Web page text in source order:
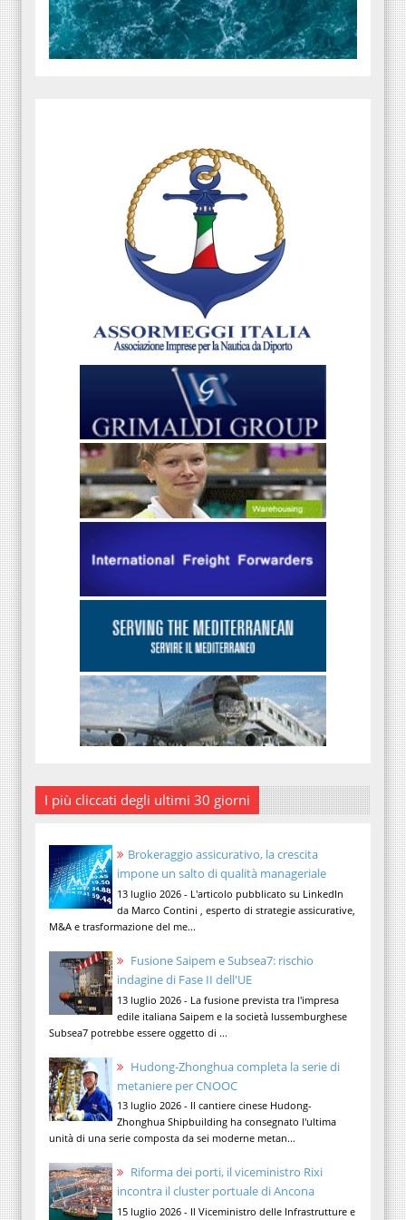
I più cliccati degli ultimi 30 giorni
Brokeraggio assicurativo, la crescita
impone un salto di qualità manageriale
13 luglio 2026 - L'articolo pubblicato su LinkedIn
da Marco Contini , esperto di strategie assicurative,
M&A e trasformazione del me...
Fusione Saipem e Subsea7: rischio
indagine di Fase II dell'UE
13 luglio 2026 - La fusione prevista tra l'impresa
edile italiana Saipem e la società lussemburghese
Subsea7 potrebbe essere oggetto di ...
Hudong-Zhonghua completa la serie di
metaniere per CNOOC
13 luglio 2026 - Il cantiere cinese Hudong-
Zhonghua Shipbuilding ha consegnato l'ultima
unità di una serie composta da sei moderne metan...
Riforma dei porti, il viceministro Rixi
incontra il cluster portuale di Ancona
15 luglio 2026 - Il Viceministro delle Infrastrutture e